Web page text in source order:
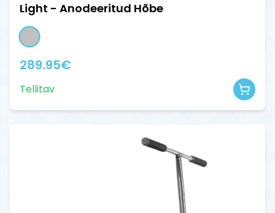
Light - Anodeeritud Hõbe
289.95€
Tellitav